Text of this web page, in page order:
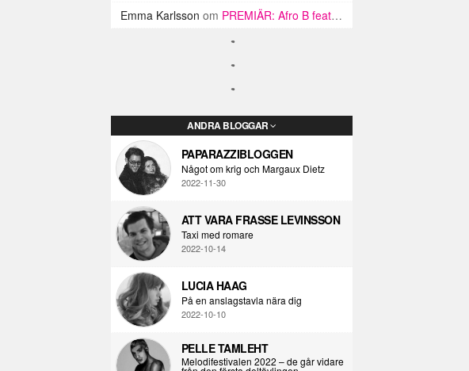
Emma Karlsson om PREMIÄR: Afro B feat. Aden & Asme – PULL UP Swedish remix
ANDRA BLOGGAR
PAPARAZZIBLOGGEN
Något om krig och Margaux Dietz
2022-11-30
ATT VARA FRASSE LEVINSSON
Taxi med romare
2022-10-14
LUCIA HAAG
På en anslagstavla nära dig
2022-10-10
PELLE TAMLEHT
Melodifestivalen 2022 – de går vidare